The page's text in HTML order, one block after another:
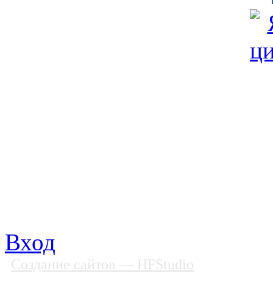
Вход
Создание сайтов — HFStudio